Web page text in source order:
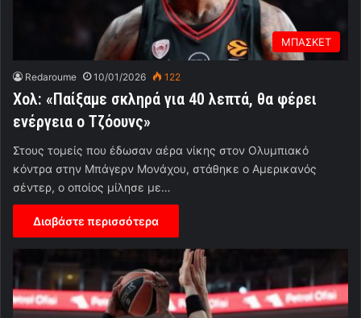
ΜΠΑΣΚΕΤ
Redaroume 10/01/2026 122
Χολ: «Παίξαμε σκληρά για 40 λεπτά, θα φέρει
ενέργεια ο Τζόουνς»
Στους τομείς που έδωσαν αέρα νίκης στον Ολυμπιακό
κόντρα στην Μπάγερν Μονάχου, στάθηκε ο Αμερικανός
σέντερ, ο οποίος μίλησε με…
Διαβάστε περισσότερα